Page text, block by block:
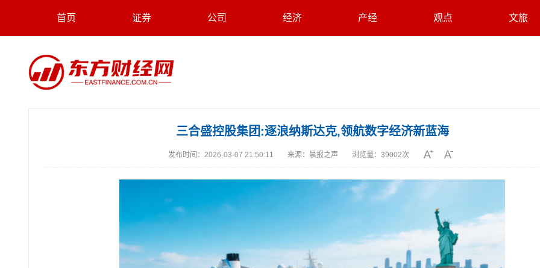
首页 证券 公司 经济 产经 观点 文旅
三合盛控股集团:逐浪纳斯达克,领航数字经济新蓝海
发布时间： 2026-03-07 21:50:11 来源： 晨报之声 浏览量： 39002次